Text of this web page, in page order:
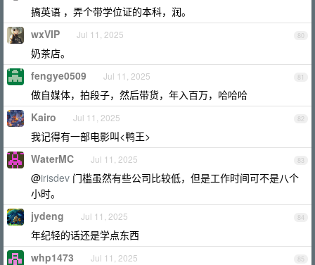
搞英语 ，弄个带学位证的本科，润。
80
wxVIP Jul 11, 2025
奶茶店。
81
fengye0509 Jul 11, 2025
做自媒体，拍段子，然后带货，年入百万，哈哈哈
82
Kairo Jul 11, 2025
我记得有一部电影叫<鸭王>
83
WaterMC Jul 11, 2025
@irisdev 门槛虽然有些公司比较低，但是工作时间可不是八个
小时。
84
jydeng Jul 11, 2025
年纪轻的话还是学点东西
85
whp1473 Jul 11, 2025